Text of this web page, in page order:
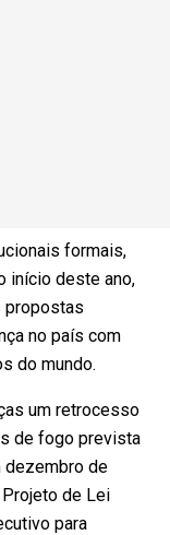
formais,
início deste ano,
no país com
do mundo.
um retrocesso
de fogo prevista
dezembro de
de Lei
para